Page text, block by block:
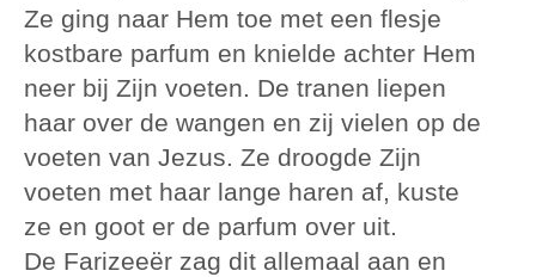
Ze ging naar Hem toe met een flesje
kostbare parfum en knielde achter Hem
neer bij Zijn voeten. De tranen liepen
haar over de wangen en zij vielen op de
voeten van Jezus. Ze droogde Zijn
voeten met haar lange haren af, kuste
ze en goot er de parfum over uit.
De Farizeeër zag dit allemaal aan en